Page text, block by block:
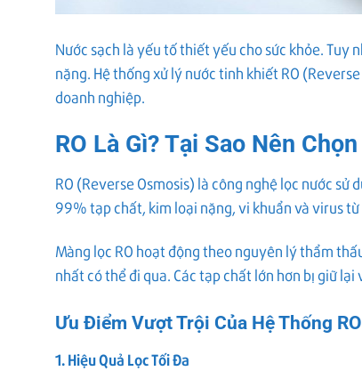
Nước sạch là yếu tố thiết yếu cho sức khỏe.
nặng. Hệ thống xử lý nước tinh khiết RO
doanh nghiệp.
RO Là Gì? Tại Sao Nên
RO (Reverse Osmosis) là công nghệ lọc nước
99% tạp chất, kim loại nặng, vi khuẩn và virus
Màng lọc RO hoạt động theo nguyên lý thẩm
nhất có thể đi qua. Các tạp chất lớn hơn bị giữ lại
Ưu Điểm Vượt Trội Của Hệ Thống RO
1. Hiệu Quả Lọc Tối Đa